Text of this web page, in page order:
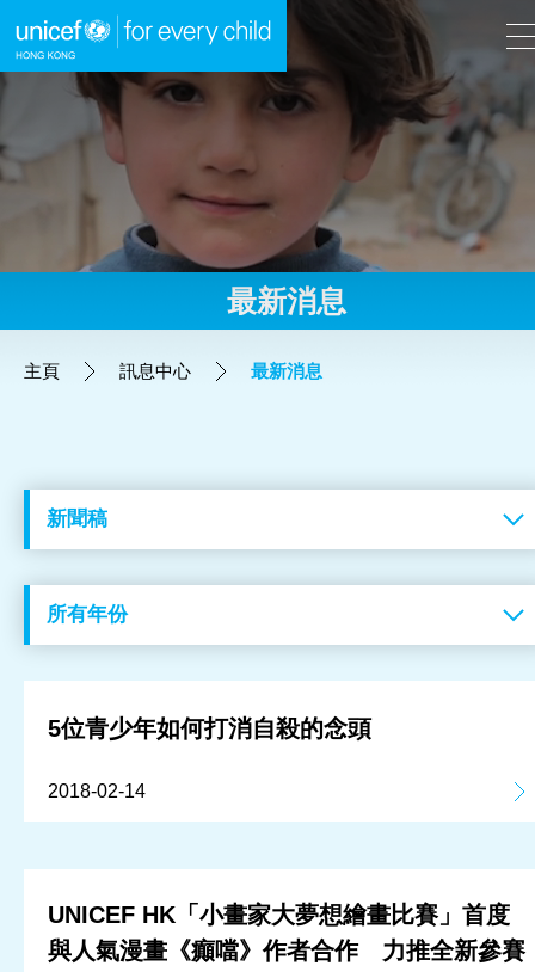
跳到內容（按回車鍵）
A A EN 繁
關於我們
訊息中心
最新消息
最新消息
主頁 訊息中心 最新消息
5位青少年如何打消自殺的念頭
2018-02-14
UNICEF HK「小畫家大夢想繪畫比賽」首度
與人氣漫畫《癲噹》作者合作 力推全新參賽